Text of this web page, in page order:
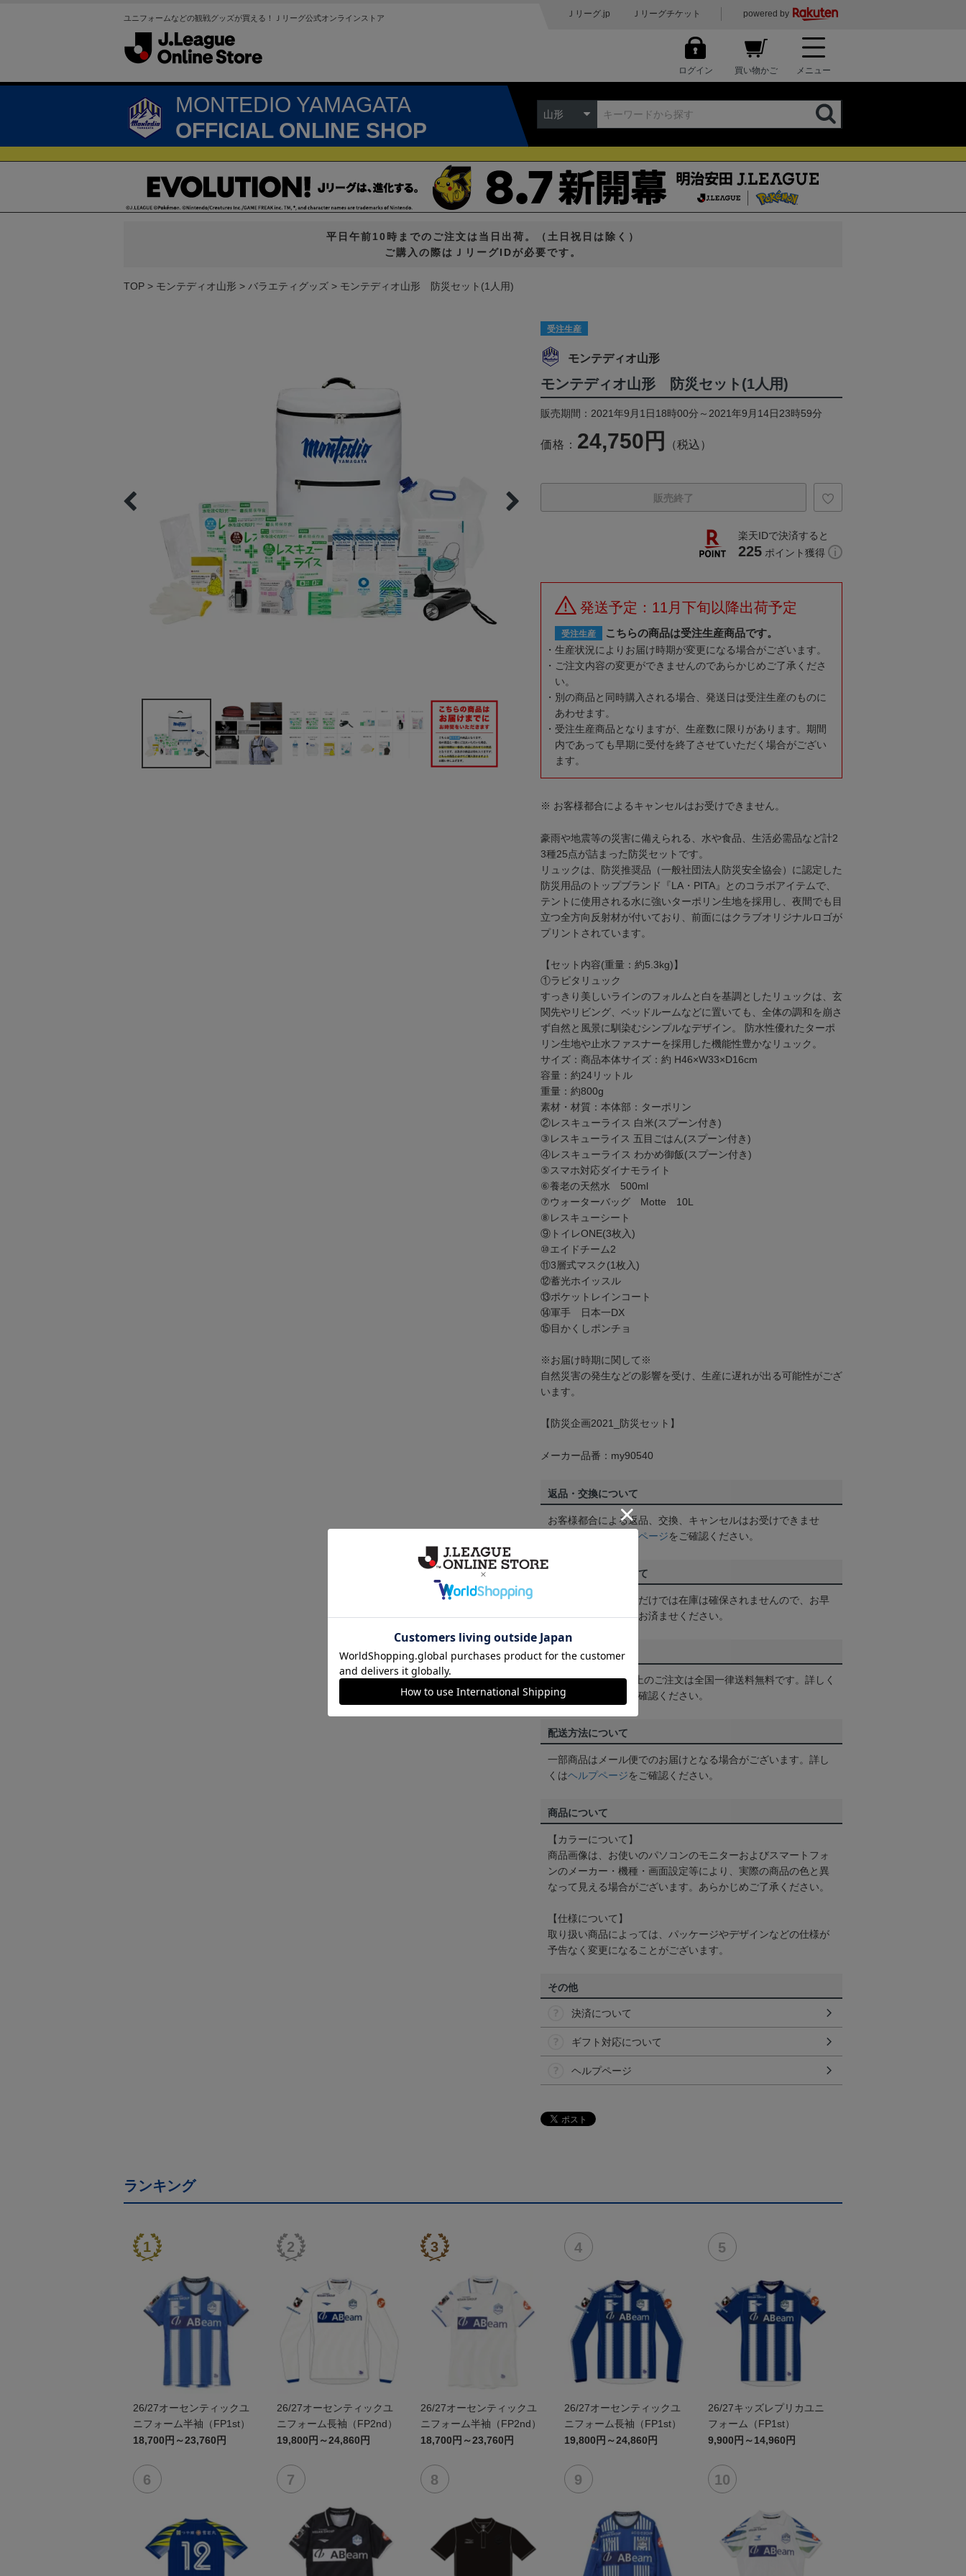
ユニフォームなどの観戦グッズが買える！Ｊリーグ公式オンラインストア Ｊリーグ.jp Ｊリーグチケット powered by
ログイン 買い物かご メニュー
MONTEDIO YAMAGATA
OFFICIAL ONLINE SHOP
山形
平日午前10時までのご注文は当日出荷。（土日祝日は除く）
ご購入の際はＪリーグIDが必要です。
TOP モンテディオ山形 バラエティグッズ モンテディオ山形 防災セット(1人用)
受注生産
モンテディオ山形
モンテディオ山形 防災セット(1人用)
販売期間：2021年9月1日18時00分～2021年9月14日23時59分
価格： 24,750円 （税込）
販売終了
楽天IDで決済すると
225 ポイント獲得
発送予定：11月下旬以降出荷予定
受注生産 こちらの商品は受注生産商品です。
生産状況によりお届け時期が変更になる場合がございます。
ご注文内容の変更ができませんのであらかじめご了承くださ
い。
別の商品と同時購入される場合、発送日は受注生産のものに
あわせます。
受注生産商品となりますが、生産数に限りがあります。期間
内であっても早期に受付を終了させていただく場合がござい
ます。
※ お客様都合によるキャンセルはお受けできません。
豪雨や地震等の災害に備えられる、水や食品、生活必需品など計2
3種25点が詰まった防災セットです。
リュックは、防災推奨品（一般社団法人防災安全協会）に認定した
防災用品のトップブランド『LA・PITA』とのコラボアイテムで、
テントに使用される水に強いターポリン生地を採用し、夜間でも目
立つ全方向反射材が付いており、前面にはクラブオリジナルロゴが
プリントされています。
【セット内容(重量：約5.3kg)】
①ラピタリュック
すっきり美しいラインのフォルムと白を基調としたリュックは、玄
関先やリビング、ベッドルームなどに置いても、全体の調和を崩さ
ず自然と風景に馴染むシンプルなデザイン。 防水性優れたターポ
リン生地や止水ファスナーを採用した機能性豊かなリュック。
サイズ：商品本体サイズ：約 H46×W33×D16cm
容量：約24リットル
重量：約800g
素材・材質：本体部：ターポリン
②レスキューライス 白米(スプーン付き)
③レスキューライス 五目ごはん(スプーン付き)
④レスキューライス わかめ御飯(スプーン付き)
⑤スマホ対応ダイナモライト
⑥養老の天然水 500ml
⑦ウォーターバッグ Motte 10L
⑧レスキューシート
⑨トイレONE(3枚入)
⑩エイドチーム2
⑪3層式マスク(1枚入)
⑫蓄光ホイッスル
⑬ポケットレインコート
⑭軍手 日本一DX
⑮目かくしポンチョ
※お届け時期に関して※
自然災害の発生などの影響を受け、生産に遅れが出る可能性がござ
います。
【防災企画2021_防災セット】
メーカー品番：my90540
返品・交換について
お客様都合による返品、交換、キャンセルはお受けできませ
ヘルプページをご確認ください。
ご注文の確定について
買い物かごに入れるだけでは在庫は確保されませんので、お早
めにご購入手続きをお済ませください。
送料について
3,980円（税込）以上のご注文は全国一律送料無料です。詳しく
はヘルプページ をご確認ください。
配送方法について
一部商品はメール便でのお届けとなる場合がございます。詳し
くはヘルプページをご確認ください。
商品について
【カラーについて】
商品画像は、お使いのパソコンのモニターおよびスマートフォ
ンのメーカー・機種・画面設定等により、実際の商品の色と異
なって見える場合がございます。あらかじめご了承ください。
【仕様について】
取り扱い商品によっては、パッケージやデザインなどの仕様が
予告なく変更になることがございます。
その他
決済について
ギフト対応について
ヘルプページ
ランキング
26/27オーセンティックユ
ニフォーム半袖（FP1st）
18,700円～23,760円
26/27オーセンティックユ
ニフォーム長袖（FP2nd）
19,800円～24,860円
26/27オーセンティックユ
ニフォーム半袖（FP2nd）
18,700円～23,760円
26/27オーセンティックユ
ニフォーム長袖（FP1st）
19,800円～24,860円
26/27キッズレプリカユニ
フォーム（FP1st）
9,900円～14,960円